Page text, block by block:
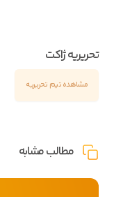
تحریریه ژاکت
مشاهده تیم تحریریه
مطالب مشابه